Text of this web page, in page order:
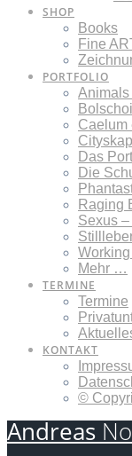
SHOP
Books
Fine
PORTFOLIO
Animals
Bolschoi
Caelum
Das
Die
Raging
Sexus
Mehr …
TERMINE
Termine
KONTAKT
©
Andreas